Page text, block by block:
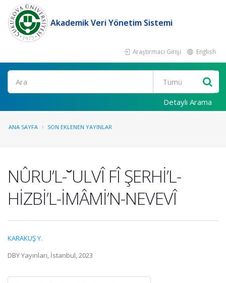
Akademik Veri Yönetim Sistemi
Araştırmacı Girişi English
Ara
Detaylı Arama
ANA SAYFA SON EKLENEN YAYINLAR
NÛRU’L-˘ULVÎ FÎ ŞERHİ’L-
HİZBİ’L-İMÂMİ’N-NEVEVÎ
KARAKUŞ Y.
DBY Yayınları, İstanbul, 2023